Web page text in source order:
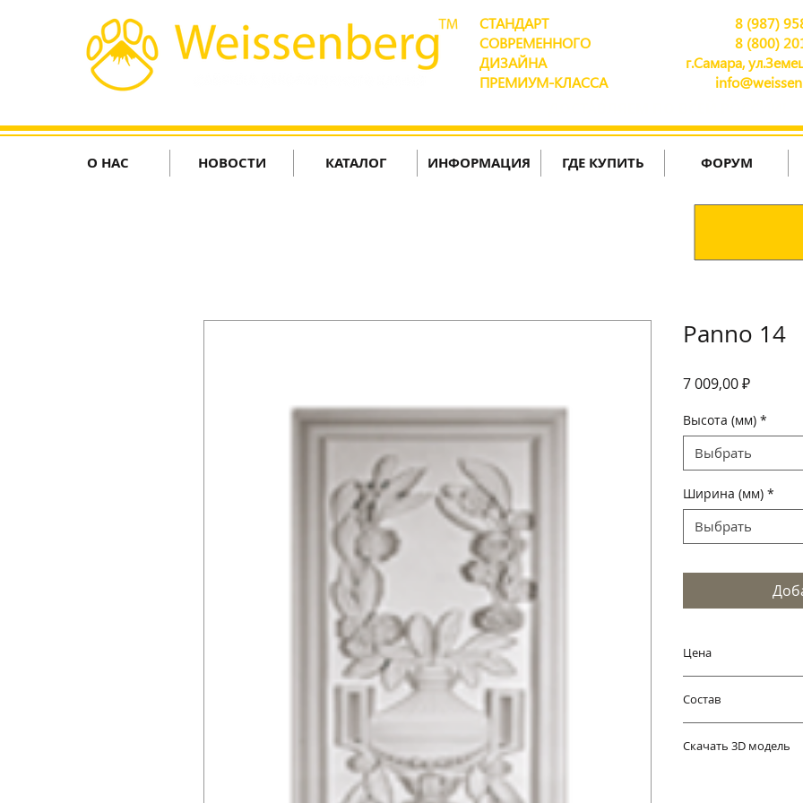
СТАНДАРТ
СОВРЕМЕННОГО
ДИЗАЙНА
ПРЕМИУМ-КЛАССА
8 (987)
8 (800)
г.Самара,
О НАС НОВОСТИ КАТАЛОГ ИНФОРМАЦИЯ ГДЕ КУПИТЬ ФОРУМ
Panno 14
7 009,00 ₽Цена
Высота (мм) *
Выбрать
Ширина (мм) *
Выбрать
Цена
упаковки и
Состав
чистого
Скачать 3D модель